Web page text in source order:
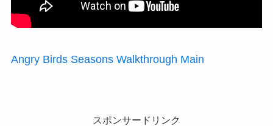
Angry Birds Seasons Walkthrough Main
スポンサードリンク